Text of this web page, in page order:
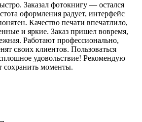
Заказал фотокнигу — остался
оформления радует, интерфейс
Качество печати впечатлило,
и яркие. Заказ пришел вовремя,
Работают профессионально,
своих клиентов. Пользоваться
удовольствие! Рекомендую
сохранить моменты.